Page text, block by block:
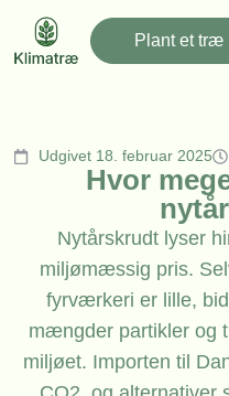
Plant et træ
Udgivet 18. februar 2025
Hvor
Nytårskrudt lyser
miljømæssig pris.
fyrværkeri er lille,
mængder partikler og
miljøet. Importen til